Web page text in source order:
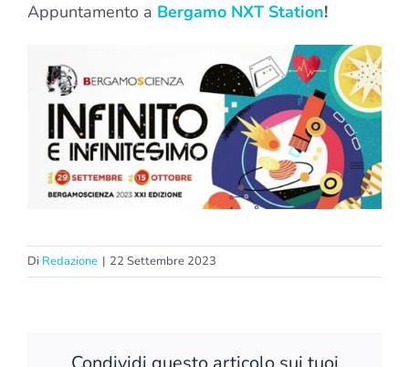
Appuntamento a Bergamo NXT Station!
Di Redazione | 22 Settembre 2023